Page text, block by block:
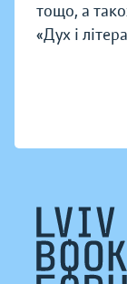
тощо, а
«Дух і